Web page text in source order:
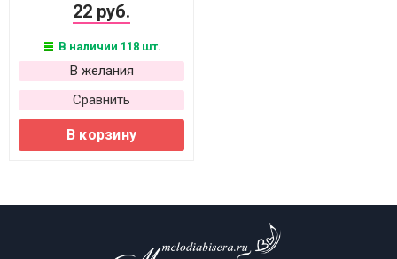
22 руб.
В наличии 118 шт.
В желания
Сравнить
В корзину